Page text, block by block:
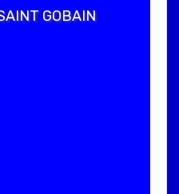
GOBAIN